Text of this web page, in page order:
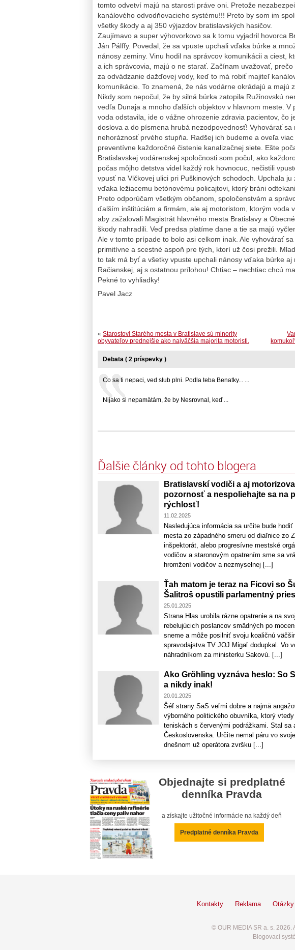
tomto odvetví majú na starosti práve oni. Pretože
kanálového odvodňovacieho systému!!! Preto by som im
všetky škody a aj 350 výjazdov bratislavských hasičov.
Zaujímavo a super výhovorkovo sa k tomu vyjadril hovorca
Ján Pálffy. Povedal, že sa vpuste upchali vďaka búrke a
nánosy zeminy. Vinu hodil na správcov komunikácii a ciest,
a ich správcovia, majú o ne starať. Začínam uvažovať,
za odvádzanie dažďovej vody, keď to má robiť majiteľ
komunikácie. To znamená, že nás vodárne okrádajú a majú
Nikdy som nepočul, že by silná búrka zatopila Ružinovskú
vedľa Dunaja a mnoho ďalších objektov v hlavnom meste. V
voda odstavila, ide o vážne ohrozenie zdravia pacientov, čo
doslova a do písmena hrubá nezodpovednosť! Vyhovárať
nehoráznosť prvého stupňa. Radšej ich budeme a oveľa
preventívne každoročné čistenie kanalizačnej siete. Ešte
Bratislavskej vodárenskej spoločnosti som počul, ako
počas môjho detstva videl každý rok hovnocuc, nečistili
vpusť na Vlčkovej ulici pri Puškinových schodoch. Upchala
vďaka ležiacemu betónovému policajtovi, ktorý bráni
Preto odporúčam všetkým občanom, spoločenstvám a
ďalším inštitúciám a firmám, ale aj motoristom, ktorým voda
aby zažalovali Magistrát hlavného mesta Bratislavy a
škody nahradili. Veď predsa platíme dane a tie sa majú
Ale v tomto prípade to bolo asi celkom inak. Ale vyhovárať
primitívne a scestné aspoň pre tých, ktorí už čosi prežili.
to tak má byť a všetky vpuste upchali nánosy vďaka búrke
Račianskej, aj s ostatnou prílohou! Chtiac – nechtiac chcú
Pekné to vyhliadky!
Pavel Jacz
« Starostovi Starého mesta v Bratislave sú minority
obyvateľov prednejšie ako najväčšia majorita motoristi.
Debata ( 2 príspevky )
Co sa ti nepaci, ved slub plni. Podla teba Benatky... ...
Nijako si nepamätám, že by Nesrovnal, keď ...
Ďalšie články od tohto blogera
Bratislavskí vodiči a aj
pozornosť a nespoliehajte sa na
rýchlosť!
11.02.2025
Nasledujúca informácia sa určite bude
mesta zo západného smeru od diaľnice zo
inšpektorát, alebo progresívne mestské
vodičov a staronovým opatrením sme sa
hromžení vodičov a nezmyselnej [...]
Ťah matom je teraz na Ficovi so
Šalitroš opustili parlamentný
25.01.2025
Strana Hlas urobila rázne opatrenie a na
rebelujúcich poslancov smädných po
sneme a môže posilniť svoju koaličnú
spravodajstva TV JOJ Migaľ dodupkal. Vo
náhradníkom za ministerku Sakovú. [...]
Ako Gröhling vyznáva heslo: So
a nikdy inak!
20.01.2025
Šéf strany SaS veľmi dobre a najmä
výborného politického obuvníka, ktorý
teniskách s červenými podrážkami. Stal
Československa. Určite nemal páru vo
dnešnom už operátora zvršku [...]
Objednajte si predplatné
denníka Pravda
a získajte užitočné informácie na každý deň
Predplatné denníka Pravda
Kontakty Reklama Otázky
© OUR MEDIA SR a. s.
Blogovací